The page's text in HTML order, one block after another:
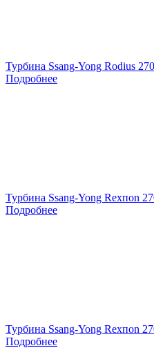
Турбина Ssang-Yong Rodius
Подробнее
Турбина Ssang-Yong Rexпоn
Подробнее
Турбина Ssang-Yong Rexпоn
Подробнее